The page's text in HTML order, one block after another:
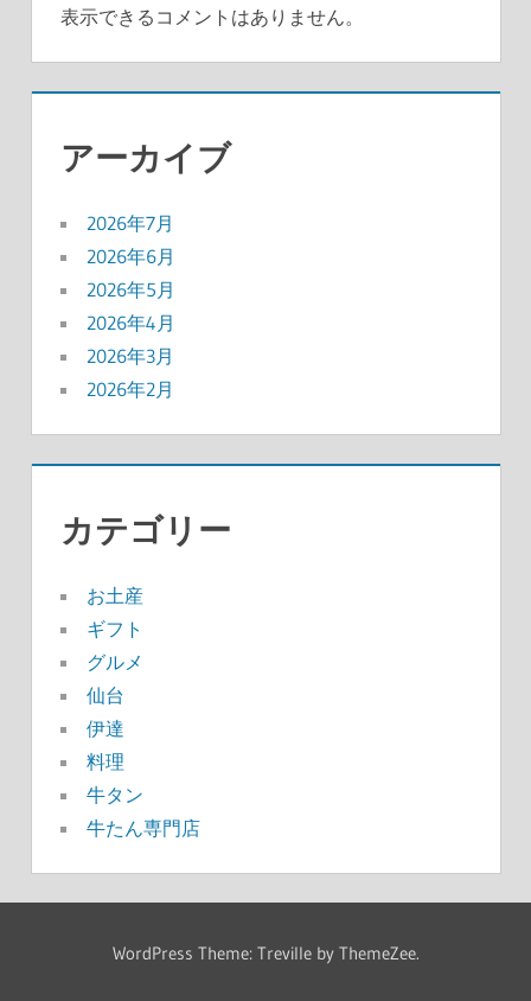
表示できるコメントはありません。
アーカイブ
2026年7月
2026年6月
2026年5月
2026年4月
2026年3月
2026年2月
カテゴリー
お土産
ギフト
グルメ
仙台
伊達
料理
牛タン
牛たん専門店
WordPress Theme: Treville by ThemeZee.